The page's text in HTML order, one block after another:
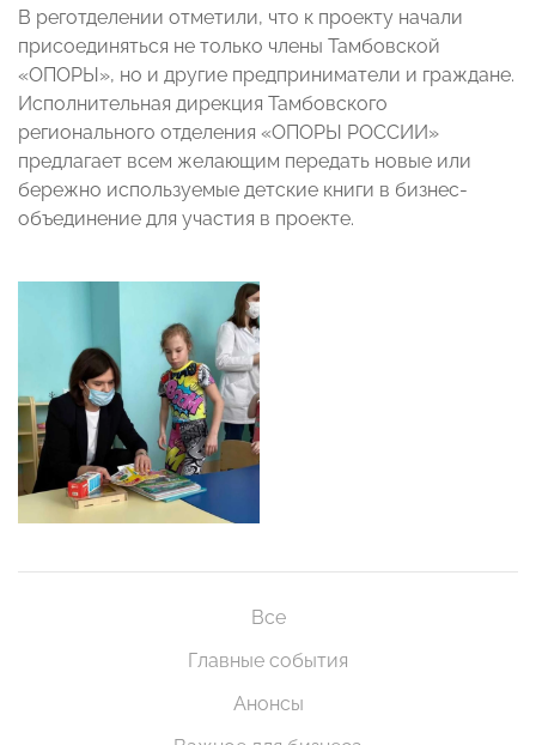
В реготделении отметили, что к проекту начали
присоединяться не только члены Тамбовской
«ОПОРЫ», но и другие предприниматели и граждане.
Исполнительная дирекция Тамбовского
регионального отделения «ОПОРЫ РОССИИ»
предлагает всем желающим передать новые или
бережно используемые детские книги в бизнес-
объединение для участия в проекте.
Все
Главные события
Анонсы